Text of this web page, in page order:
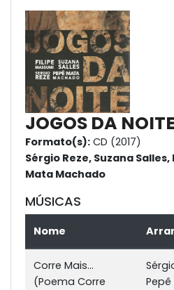
JOGOS DA NOITE
Formato(s): CD (2017)
Sérgio Reze, Suzana
Mata Machado
MÚSICAS
Nome
Corre Mais...
(Poema Corre